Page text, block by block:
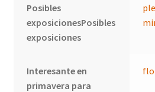
Posibles
exposicionesPosibles
exposiciones
Interesante en
primavera para